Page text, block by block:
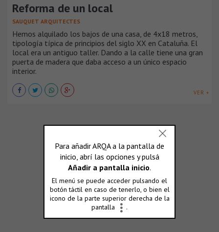
Reforma de un local
SAUQUET ARQUITECTES
Hemos alquilado los bajos de una casa, de 4x18 metros,
tipología típica de principios del siglo XX en Cataluña. El
local era un antiguo taller. Dando a la calle tiene una gran
puerta de madera que daba acceso a un único espacio
interior.
VER +